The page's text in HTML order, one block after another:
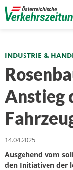
INDUSTRIE &
Anstieg
14.04.2025
Ausgehend vom
den Initiativen der